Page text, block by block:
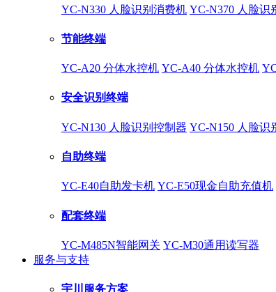
YC-N330 人脸识别消费机 YC-N370 人脸识
节能终端
YC-A20 分体水控机 YC-A40 分体水控机
安全识别终端
YC-N130 人脸识别控制器 YC-N150 人脸识
自助终端
YC-E40自助发卡机 YC-E50现金自助充值机
配套终端
YC-M485N智能网关 YC-M30通用读写器
服务与支持
宇川服务方案